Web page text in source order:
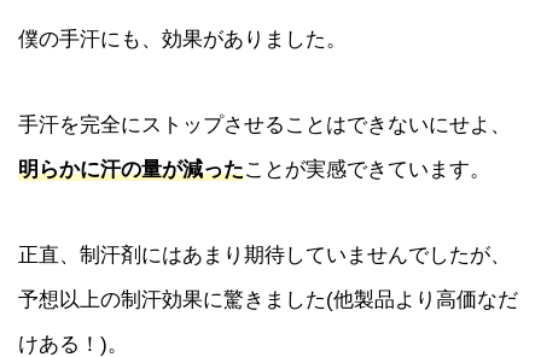
僕の手汗にも、効果がありました。
手汗を完全にストップさせることはできないにせよ、
明らかに汗の量が減ったことが実感できています。
正直、制汗剤にはあまり期待していませんでしたが、
予想以上の制汗効果に驚きました(他製品より高価なだ
けある！)。